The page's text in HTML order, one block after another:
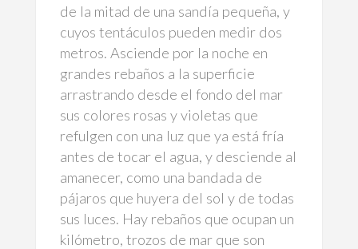
de la mitad de una sandía pequeña, y
cuyos tentáculos pueden medir dos
metros. Asciende por la noche en
grandes rebaños a la superficie
arrastrando desde el fondo del mar
sus colores rosas y violetas que
refulgen con una luz que ya está fría
antes de tocar el agua, y desciende al
amanecer, como una bandada de
pájaros que huyera del sol y de todas
sus luces. Hay rebaños que ocupan un
kilómetro, trozos de mar que son